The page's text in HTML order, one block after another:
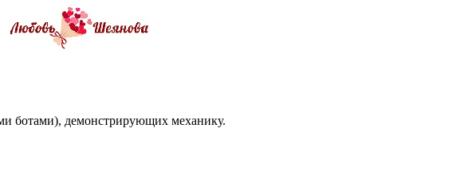
ботами), демонстрирующих механику.